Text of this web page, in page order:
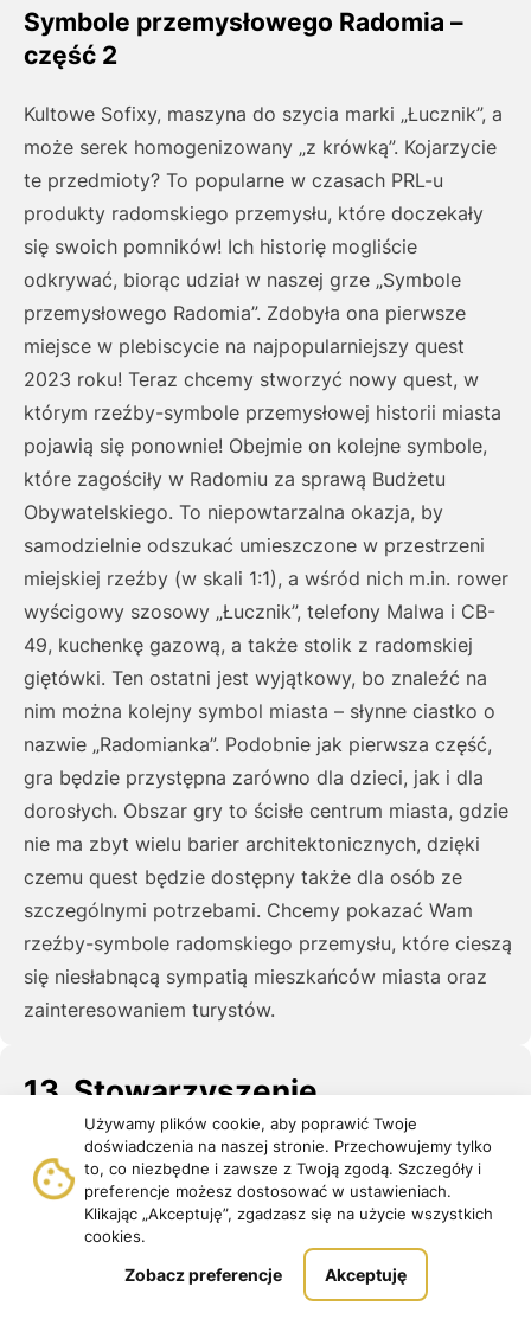
Używamy plików cookie, aby poprawić Twoje
doświadczenia na naszej stronie. Przechowujemy tylko
to, co niezbędne i zawsze z Twoją zgodą. Szczegóły i
preferencje możesz dostosować w ustawieniach.
Klikając „Akceptuję”, zgadzasz się na użycie wszystkich
cookies.
Akceptuję
Zobacz preferencje
Symbole przemysłowego Radomia –
część 2
Kultowe Sofixy, maszyna do szycia marki „Łucznik”, a
może serek homogenizowany „z krówką”. Kojarzycie
te przedmioty? To popularne w czasach PRL-u
produkty radomskiego przemysłu, które doczekały
się swoich pomników! Ich historię mogliście
odkrywać, biorąc udział w naszej grze „Symbole
przemysłowego Radomia”. Zdobyła ona pierwsze
miejsce w plebiscycie na najpopularniejszy quest
2023 roku! Teraz chcemy stworzyć nowy quest, w
którym rzeźby-symbole przemysłowej historii miasta
pojawią się ponownie! Obejmie on kolejne symbole,
które zagościły w Radomiu za sprawą Budżetu
Obywatelskiego. To niepowtarzalna okazja, by
samodzielnie odszukać umieszczone w przestrzeni
miejskiej rzeźby (w skali 1:1), a wśród nich m.in. rower
wyścigowy szosowy „Łucznik”, telefony Malwa i CB-
49, kuchenkę gazową, a także stolik z radomskiej
giętówki. Ten ostatni jest wyjątkowy, bo znaleźć na
nim można kolejny symbol miasta – słynne ciastko o
nazwie „Radomianka”. Podobnie jak pierwsza część,
gra będzie przystępna zarówno dla dzieci, jak i dla
dorosłych. Obszar gry to ścisłe centrum miasta, gdzie
nie ma zbyt wielu barier architektonicznych, dzięki
czemu quest będzie dostępny także dla osób ze
szczególnymi potrzebami. Chcemy pokazać Wam
rzeźby-symbole radomskiego przemysłu, które cieszą
się niesłabnącą sympatią mieszkańców miasta oraz
zainteresowaniem turystów.
13. Stowarzyszenie
Północnokaszubska Lokalna
Grupa Rybacka
Miejscowość:Krokowa
Gmina:Krokowa
Powiat:pucki